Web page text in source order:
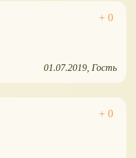
01.07.2019 Гость